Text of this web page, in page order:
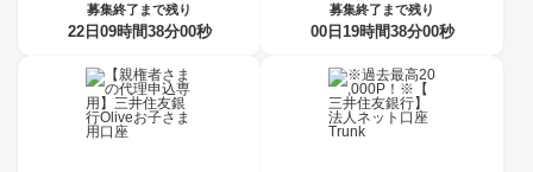
募集終了まで残り
22日09時間37分59秒
募集終了まで残り
00日19時間37分59秒